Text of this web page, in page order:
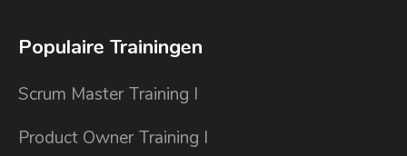
Populaire Trainingen
Scrum Master Training I
Product Owner Training I